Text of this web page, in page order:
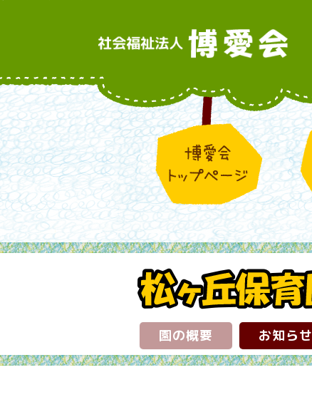
園の概要 お知らせ